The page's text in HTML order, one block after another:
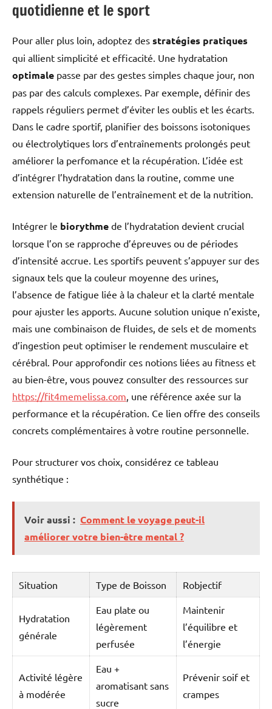
quotidienne et le sport
Pour aller plus loin, adoptez des stratégies pratiques
qui allient simplicité et efficacité. Une hydratation
optimale passe par des gestes simples chaque jour, non
pas par des calculs complexes. Par exemple, définir des
rappels réguliers permet d’éviter les oublis et les écarts.
Dans le cadre sportif, planifier des boissons isotoniques
ou électrolytiques lors d’entraînements prolongés peut
améliorer la perfomance et la récupération. L’idée est
d’intégrer l’hydratation dans la routine, comme une
extension naturelle de l’entraînement et de la nutrition.
Intégrer le biorythme de l’hydratation devient crucial
lorsque l’on se rapproche d’épreuves ou de périodes
d’intensité accrue. Les sportifs peuvent s’appuyer sur des
signaux tels que la couleur moyenne des urines,
l’absence de fatigue liée à la chaleur et la clarté mentale
pour ajuster les apports. Aucune solution unique n’existe,
mais une combinaison de fluides, de sels et de moments
d’ingestion peut optimiser le rendement musculaire et
cérébral. Pour approfondir ces notions liées au fitness et
au bien-être, vous pouvez consulter des ressources sur
https://fit4memelissa.com , une référence axée sur la
performance et la récupération. Ce lien offre des conseils
concrets complémentaires à votre routine personnelle.
Pour structurer vos choix, considérez ce tableau
synthétique :
Voir aussi : Comment le voyage peut-il
améliorer votre bien-être mental ?
Situation Type de Boisson Robjectif
Hydratation
générale
Eau plate ou
légèrement
perfusée
Maintenir
l’équilibre et
l’énergie
Activité légère
à modérée
Eau +
aromatisant sans
sucre
Prévenir soif et
crampes